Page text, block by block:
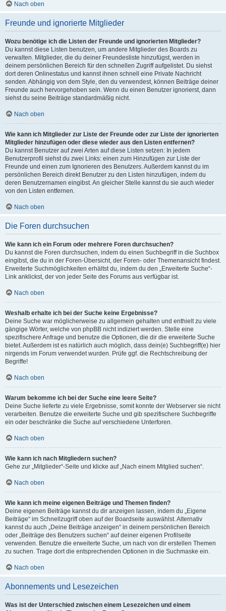
Nach oben
Freunde und ignorierte Mitglieder
Wozu benötige ich die Listen der Freunde und ignorierten Mitglieder?
Du kannst diese Listen benutzen, um andere Mitglieder des Boards zu
verwalten. Mitglieder, die du deiner Freundesliste hinzufügst, werden in
deinem persönlichen Bereich für den schnellen Zugriff aufgelistet. Du siehst
dort deren Onlinestatus und kannst ihnen schnell eine Private Nachricht
senden. Abhängig von dem Style, den du verwendest, können Beiträge deiner
Freunde auch hervorgehoben sein. Wenn du einen Benutzer ignorierst, dann
siehst du seine Beiträge standardmäßig nicht.
Nach oben
Wie kann ich Mitglieder zur Liste der Freunde oder zur Liste der ignorierten
Mitglieder hinzufügen oder diese wieder aus den Listen entfernen?
Du kannst Benutzer auf zwei Arten auf diese Listen setzen: In jedem
Benutzerprofil siehst du zwei Links: einen zum Hinzufügen zur Liste der
Freunde und einen zum Ignorieren des Benutzers. Außerdem kannst du im
persönlichen Bereich direkt Benutzer zu den Listen hinzufügen, indem du
deren Benutzernamen eingibst. An gleicher Stelle kannst du sie auch wieder
von den Listen entfernen.
Nach oben
Die Foren durchsuchen
Wie kann ich ein Forum oder mehrere Foren durchsuchen?
Du kannst die Foren durchsuchen, indem du einen Suchbegriff in die Suchbox
eingibst, die du in der Foren-Übersicht, der Foren- oder Themenansicht findest.
Erweiterte Suchmöglichkeiten erhältst du, indem du den „Erweiterte Suche“-
Link anklickst, der von jeder Seite des Forums aus verfügbar ist.
Nach oben
Weshalb erhalte ich bei der Suche keine Ergebnisse?
Deine Suche war möglicherweise zu allgemein gehalten und enthielt zu viele
gängige Wörter, welche von phpBB nicht indiziert werden. Stelle eine
spezifischere Anfrage und benutze die Optionen, die dir die erweiterte Suche
bietet. Außerdem ist es natürlich auch möglich, dass dein(e) Suchbegriff(e) hier
nirgends im Forum verwendet wurden. Prüfe ggf. die Rechtschreibung der
Begriffe!
Nach oben
Warum bekomme ich bei der Suche eine leere Seite?
Deine Suche lieferte zu viele Ergebnisse, somit konnte der Webserver sie nicht
verarbeiten. Benutze die erweiterte Suche und gib spezifischere Suchbegriffe
ein oder beschränke die Suche auf verschiedene Unterforen.
Nach oben
Wie kann ich nach Mitgliedern suchen?
Gehe zur „Mitglieder“-Seite und klicke auf „Nach einem Mitglied suchen“.
Nach oben
Wie kann ich meine eigenen Beiträge und Themen finden?
Deine eigenen Beiträge kannst du dir anzeigen lassen, indem du „Eigene
Beiträge“ im Schnellzugriff oben auf der Boardseite auswählst. Alternativ
kannst du auch „Deine Beiträge anzeigen“ in deinem persönlichen Bereich
oder „Beiträge des Benutzers suchen“ auf deiner eigenen Profilseite
verwenden. Benutze die erweiterte Suche, um nach von dir erstellen Themen
zu suchen. Trage dort die entsprechenden Optionen in die Suchmaske ein.
Nach oben
Abonnements und Lesezeichen
Was ist der Unterschied zwischen einem Lesezeichen und einem